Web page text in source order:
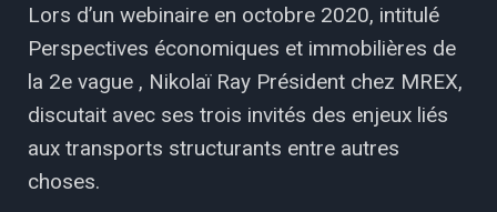
Lors d’un webinaire en octobre 2020, intitulé
Perspectives économiques et immobilières de
la 2e vague , Nikolaï Ray Président chez MREX,
discutait avec ses trois invités des enjeux liés
aux transports structurants entre autres
choses.